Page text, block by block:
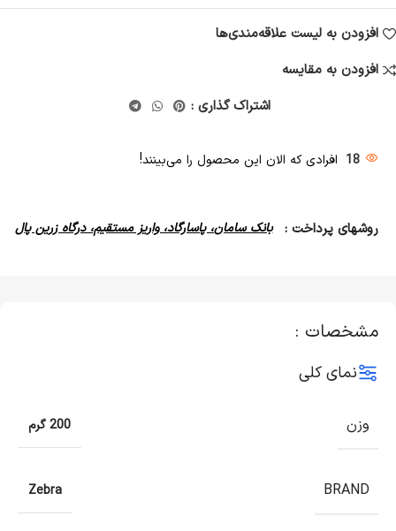
افزودن به لیست علاقه‌مندی‌ها
افزودن به مقایسه
اشتراک گذاری :
18 افرادی که الان این محصول را می‌بینند!
روشهای پرداخت : بانک سامان، پاسارگاد، واریز مستقیم، درگاه زرین پال
مشخصات :
نمای کلی
وزن 200 گرم
BRAND
Zebra